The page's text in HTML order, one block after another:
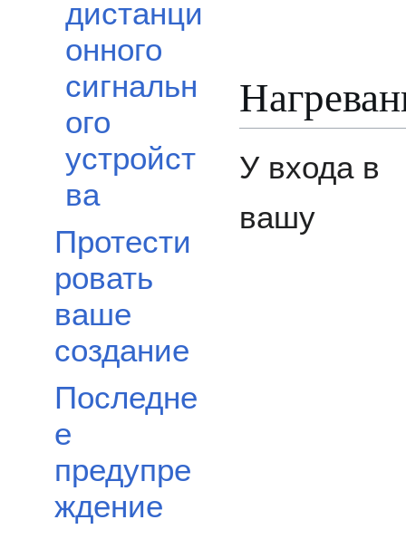
дистанци
онного
сигнальн
ого
устройст
ва
Протести
ровать
ваше
создание
Последне
е
предупре
ждение
У входа в
вашу